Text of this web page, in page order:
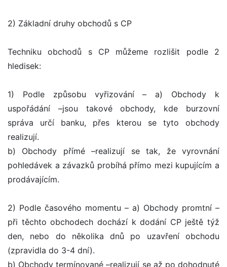
2) Základní druhy obchodů s CP
Techniku obchodů s CP můžeme rozlišit podle 2
hledisek:
1) Podle způsobu vyřizování – a) Obchody k
uspořádání –jsou takové obchody, kde burzovní
správa určí banku, přes kterou se tyto obchody
realizují.
b) Obchody přímé –realizují se tak, že vyrovnání
pohledávek a závazků probíhá přímo mezi kupujícím a
prodávajícím.
2) Podle časového momentu – a) Obchody promtní –
při těchto obchodech dochází k dodání CP ještě týž
den, nebo do několika dnů po uzavření obchodu
(zpravidla do 3-4 dní).
b) Obchody termínované –realizují se až po dohodnuté